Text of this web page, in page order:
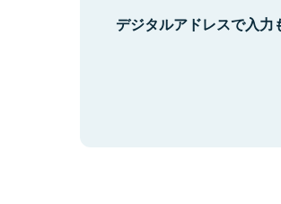
デジタルアドレスで入力